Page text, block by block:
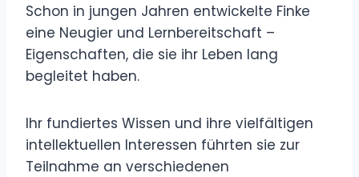
Schon in jungen Jahren entwickelte Finke
eine Neugier und Lernbereitschaft –
Eigenschaften, die sie ihr Leben lang
begleitet haben.
Ihr fundiertes Wissen und ihre vielfältigen
intellektuellen Interessen führten sie zur
Teilnahme an verschiedenen